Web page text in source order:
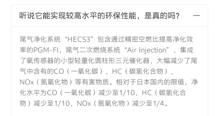
听说它能实现较高水平的环保性能，是真的吗？
尾气净化系统“HECS3”包含通过精密空燃比提高净化效
率的PGM-FI，尾气二次燃烧系统“Air Injection”，集成
了氧传感器的小型轻量化圆柱形三元催化器，大幅减少了尾
气中含有的CO（一氧化碳），HC（碳氢化合物），
NOx（氮氧化物）等有害物质。相对于日本国内的限值，净
化水平为CO（一氧化碳）减少至1/10，HC（碳氢化合
物）减少至1/10，NOx（氮氧化物）减少至1/4。